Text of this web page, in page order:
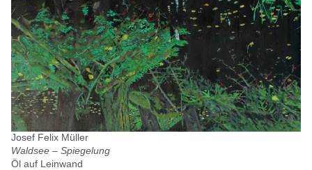
Josef Felix Müller
Waldsee – Spiegelung
Öl auf Leinwand